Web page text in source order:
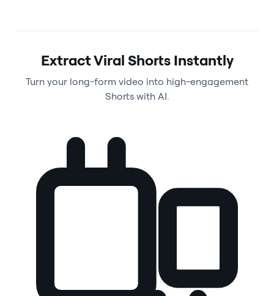
Extract Viral Shorts Instantly
Turn your long-form video into high-engagement
Shorts with AI.